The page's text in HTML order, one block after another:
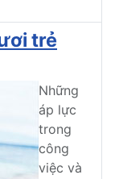
trẻ
Những
áp lực
trong
công
việc và